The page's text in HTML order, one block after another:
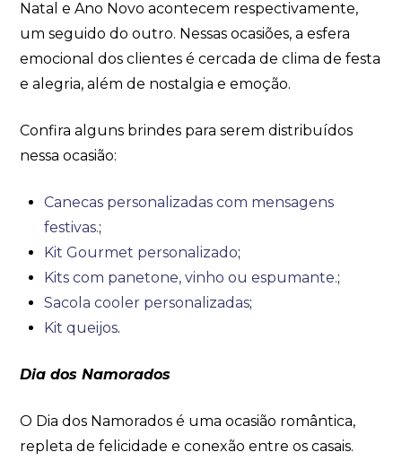
Natal e Ano Novo acontecem respectivamente,
um seguido do outro. Nessas ocasiões, a esfera
emocional dos clientes é cercada de clima de festa
e alegria, além de nostalgia e emoção.
Confira alguns brindes para serem distribuídos
nessa ocasião:
Canecas personalizadas com mensagens
festivas.;
Kit Gourmet personalizado;
Kits com panetone, vinho ou espumante.;
Sacola cooler personalizadas;
Kit queijos.
Dia dos Namorados
O Dia dos Namorados é uma ocasião romântica,
repleta de felicidade e conexão entre os casais.